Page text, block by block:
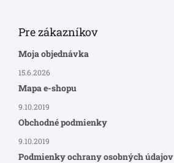
Pre zákazníkov
Moja objednávka
15.6.2026
Mapa e-shopu
9.10.2019
Obchodné podmienky
9.10.2019
Podmienky ochrany osobných údajov